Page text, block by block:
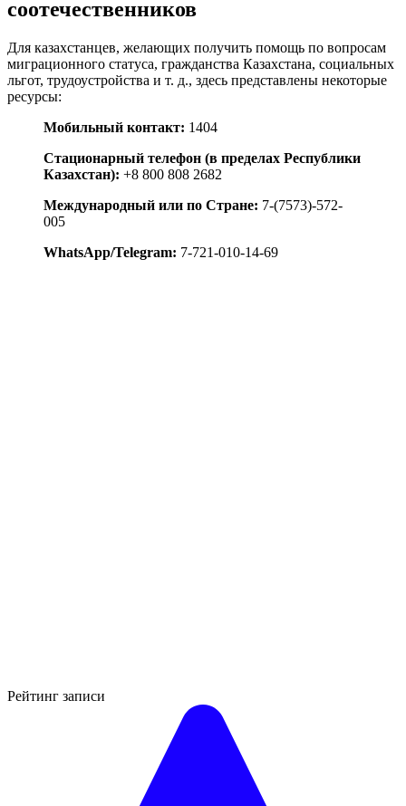
соотечественников
Для казахстанцев, желающих получить помощь по вопросам
миграционного статуса, гражданства Казахстана, социальных
льгот, трудоустройства и т. д., здесь представлены некоторые
ресурсы:
Мобильный контакт: 1404
Стационарный телефон (в пределах Республики
Казахстан): +8 800 808 2682
Международный или по Стране: 7-(7573)-572-
005
WhatsApp/Telegram: 7-721-010-14-69
Рейтинг записи